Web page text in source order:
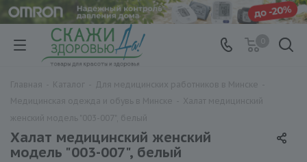
Халат медицинский женский
модель "003-007", белый